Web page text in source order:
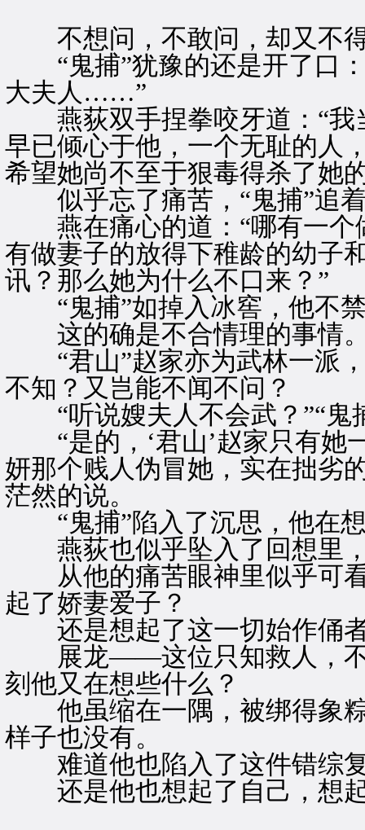
不想问，不敢问，却又不
“鬼捕”犹豫的还是开了口
大夫人……”
燕荻双手捏拳咬牙道：“我
早已倾心于他，一个无耻的人
希望她尚不至于狠毒得杀了
似乎忘了痛苦，“鬼捕”追着
燕在痛心的道：“哪有一个
有做妻子的放得下稚龄的幼子
讯？那么她为什么不口来？”
“鬼捕”如掉入冰窖，他不禁
这的确是不合情理的事情
“君山”赵家亦为武林一派，
不知？又岂能不闻不问？
“听说嫂夫人不会武？”“鬼
“是的，‘君山’赵家只有她
妍那个贱人伪冒她，实在拙劣
茫然的说。
“鬼捕”陷入了沉思，他在
燕荻也似乎坠入了回想里
从他的痛苦眼神里似乎可看
起了娇妻爱子？
还是想起了这一切始作俑
展龙——这位只知救人，不
刻他又在想些什么？
他虽缩在一隅，被绑得象粽
样子也没有。
难道他也陷入了这件错综
还是他也想起了自己，想